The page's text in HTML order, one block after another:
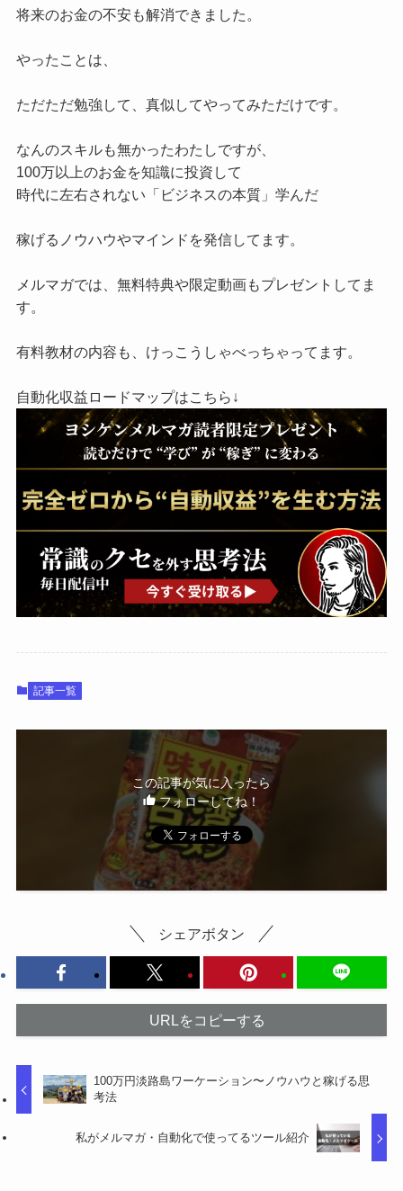
将来のお金の不安も解消できました。
やったことは、
ただただ勉強して、真似してやってみただけです。
なんのスキルも無かったわたしですが、
100万以上のお金を知識に投資して
時代に左右されない「ビジネスの本質」学んだ
稼げるノウハウやマインドを発信してます。
メルマガでは、無料特典や限定動画もプレゼントしてま
す。
有料教材の内容も、けっこうしゃべっちゃってます。
自動化収益ロードマップはこちら↓
記事一覧
この記事が気に入ったら
フォローしてね！
シェアボタン
URLをコピーする
100万円淡路島ワーケーション〜ノウハウと稼げる思
考法
私がメルマガ・自動化で使ってるツール紹介